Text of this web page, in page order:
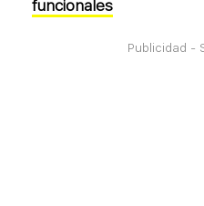
funcionales
Publicidad -